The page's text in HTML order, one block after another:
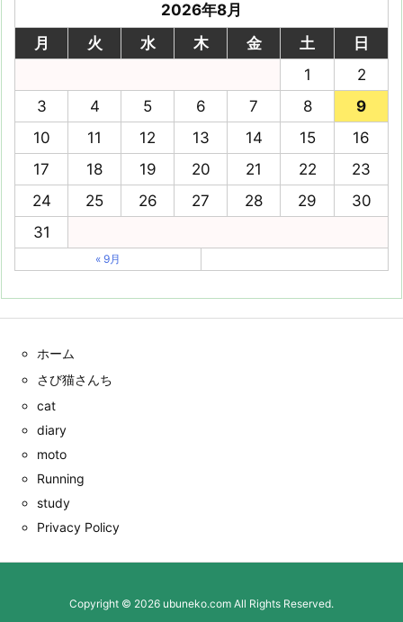
2026年8月
月
火 水 木 金 土
日
1
2
3
4 5 6 7 8
9
10
11 12 13 14 15
16
17
18 19 20 21 22
23
24
25 26 27 28 29
30
31
« 9月
ホーム
さび猫さんち
cat
diary
moto
Running
study
Privacy Policy
Copyright © 2026 ubuneko.com All Rights Reserved.